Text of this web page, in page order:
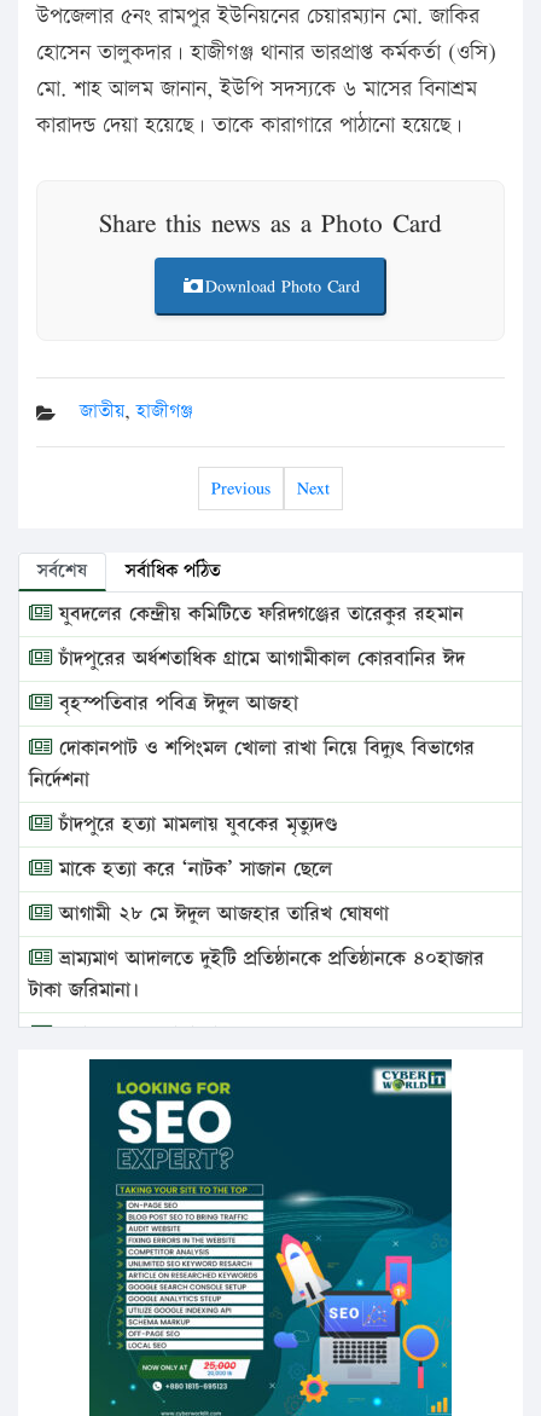
উপজেলার ৫নং রামপুর ইউনিয়নের চেয়ারম্যান মো. জাকির
হোসেন তালুকদার। হাজীগঞ্জ থানার ভারপ্রাপ্ত কর্মকর্তা (ওসি)
মো. শাহ আলম জানান, ইউপি সদস্যকে ৬ মাসের বিনাশ্রম
কারাদন্ড দেয়া হয়েছে। তাকে কারাগারে পাঠানো হয়েছে।
Share this news as a Photo Card
Download Photo Card
জাতীয়,হাজীগঞ্জ
Previous Next
সর্বশেষ সর্বাধিক পঠিত
যুবদলের কেন্দ্রীয় কমিটিতে ফরিদগঞ্জের তারেকুর রহমান
চাঁদপুরের অর্ধশতাধিক গ্রামে আগামীকাল কোরবানির ঈদ
বৃহস্পতিবার পবিত্র ঈদুল আজহা
দোকানপাট ও শপিংমল খোলা রাখা নিয়ে বিদ্যুৎ বিভাগের
নির্দেশনা
চাঁদপুরে হত্যা মামলায় যুবকের মৃত্যুদণ্ড
মাকে হত্যা করে ‘নাটক’ সাজান ছেলে
আগামী ২৮ মে ঈদুল আজহার তারিখ ঘোষণা
ভ্রাম্যমাণ আদালতে দুইটি প্রতিষ্ঠানকে প্রতিষ্ঠানকে ৪০হাজার
টাকা জরিমানা।
এবার লঞ্চের ভাড়া বাড়ল
১৭ থেকে ২১ শতাংশ বিদ্যুতের দাম বাড়ানোর প্রস্তাব পিডিবির
১৬ মে চাঁদপুর ও ২৫ মে ফেনী সফরে যাবেন প্রধানমন্ত্রী
উচ্চশিক্ষায় গৌরবময় অর্জন: পূর্ণ স্কলারশিপে যুক্তরাষ্ট্রে
পিএইচডি করছেন কুয়েটের কৃতি…
সারা দেশে বজ্রাঘাতে ১৪ জনের প্রাণহানি
কঠোর হচ্ছে এসএসসি ও এইচএসসি পরীক্ষা
ফরিদগঞ্জে আগুনে পুড়লো ৬ ব্যবসা প্রতিষ্ঠান